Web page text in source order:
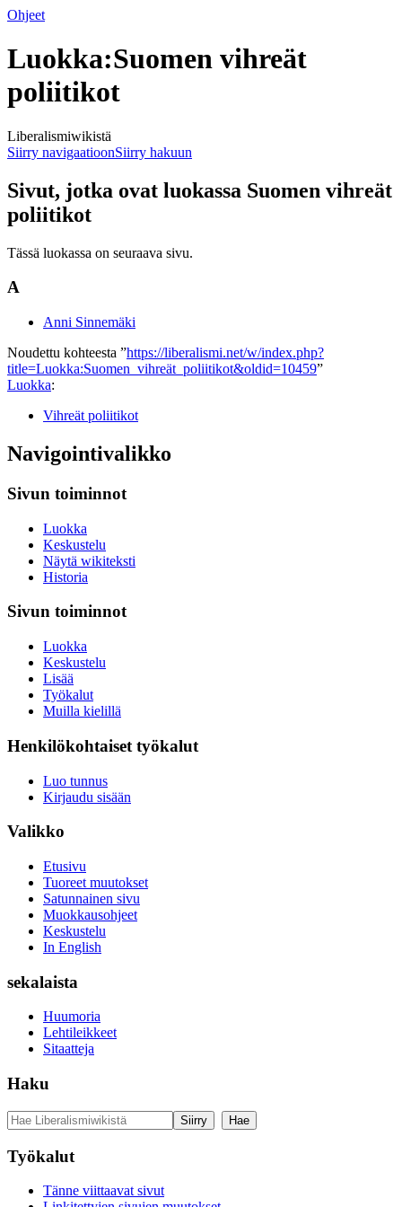
Ohjeet
Luokka:Suomen vihreät
poliitikot
Liberalismiwikistä
Siirry navigaatioonSiirry hakuun
Sivut, jotka ovat luokassa Suomen vihreät
poliitikot
Tässä luokassa on seuraava sivu.
A
Anni Sinnemäki
Noudettu kohteesta ”https://liberalismi.net/w/index.php?
title=Luokka:Suomen_vihreät_poliitikot&oldid=10459”
Luokka:
Vihreät poliitikot
Navigointivalikko
Sivun toiminnot
Luokka
Keskustelu
Näytä wikiteksti
Historia
Sivun toiminnot
Luokka
Keskustelu
Lisää
Työkalut
Muilla kielillä
Henkilökohtaiset työkalut
Luo tunnus
Kirjaudu sisään
Valikko
Etusivu
Tuoreet muutokset
Satunnainen sivu
Muokkausohjeet
Keskustelu
In English
sekalaista
Huumoria
Lehtileikkeet
Sitaatteja
Haku
Työkalut
Tänne viittaavat sivut